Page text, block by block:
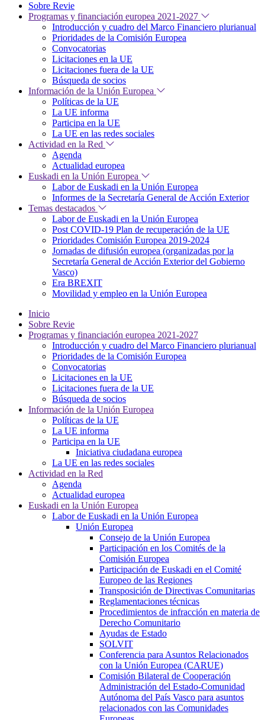
Sobre Revie
Programas y financiación europea 2021-2027
Introducción y cuadro del Marco Financiero plurianual
Prioridades de la Comisión Europea
Convocatorias
Licitaciones en la UE
Licitaciones fuera de la UE
Búsqueda de socios
Información de la Unión Europea
Políticas de la UE
La UE informa
Participa en la UE
La UE en las redes sociales
Actividad en la Red
Agenda
Actualidad europea
Euskadi en la Unión Europea
Labor de Euskadi en la Unión Europea
Informes de la Secretaría General de Acción Exterior
Temas destacados
Labor de Euskadi en la Unión Europea
Post COVID-19 Plan de recuperación de la UE
Prioridades Comisión Europea 2019-2024
Jornadas de difusión europea (organizadas por la
Secretaría General de Acción Exterior del Gobierno
Vasco)
Era BREXIT
Movilidad y empleo en la Unión Europea
Inicio
Sobre Revie
Programas y financiación europea 2021-2027
Introducción y cuadro del Marco Financiero plurianual
Prioridades de la Comisión Europea
Convocatorias
Licitaciones en la UE
Licitaciones fuera de la UE
Búsqueda de socios
Información de la Unión Europea
Políticas de la UE
La UE informa
Participa en la UE
Iniciativa ciudadana europea
La UE en las redes sociales
Actividad en la Red
Agenda
Actualidad europea
Euskadi en la Unión Europea
Labor de Euskadi en la Unión Europea
Unión Europea
Consejo de la Unión Europea
Participación en los Comités de la
Comisión Europea
Participación de Euskadi en el Comité
Europeo de las Regiones
Transposición de Directivas Comunitarias
Reglamentaciones técnicas
Procedimientos de infracción en materia de
Derecho Comunitario
Ayudas de Estado
SOLVIT
Conferencia para Asuntos Relacionados
con la Unión Europea (CARUE)
Comisión Bilateral de Cooperación
Administración del Estado-Comunidad
Autónoma del País Vasco para asuntos
relacionados con las Comunidades